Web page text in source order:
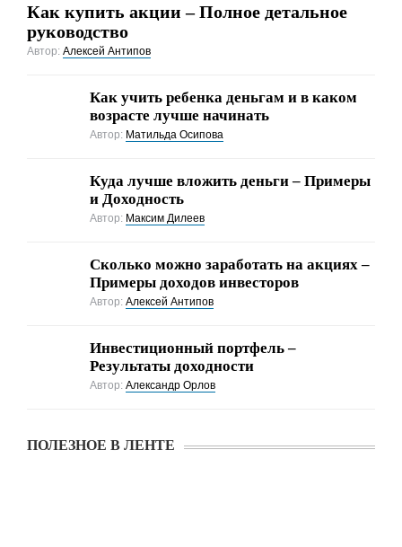
Как купить акции – Полное детальное
руководство
Автор:Алексей Антипов
Как учить ребенка деньгам и в каком
возрасте лучше начинать
Автор: Матильда Осипова
Куда лучше вложить деньги – Примеры
и Доходность
Автор: Максим Дилеев
Cколько можно заработать на акциях –
Примеры доходов инвесторов
Автор:Алексей Антипов
Инвестиционный портфель –
Результаты доходности
Автор:Александр Орлов
ПОЛЕЗНОЕ В ЛЕНТЕ